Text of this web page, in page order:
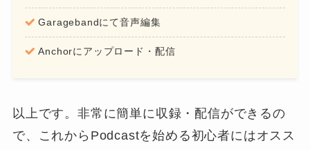
Garagebandにて音声編集
Anchorにアップロード・配信
以上です。非常に簡単に収録・配信ができるの
で、これからPodcastを始める初心者にはオスス